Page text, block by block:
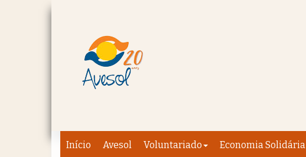
Início Avesol Voluntariado Economia Solidária